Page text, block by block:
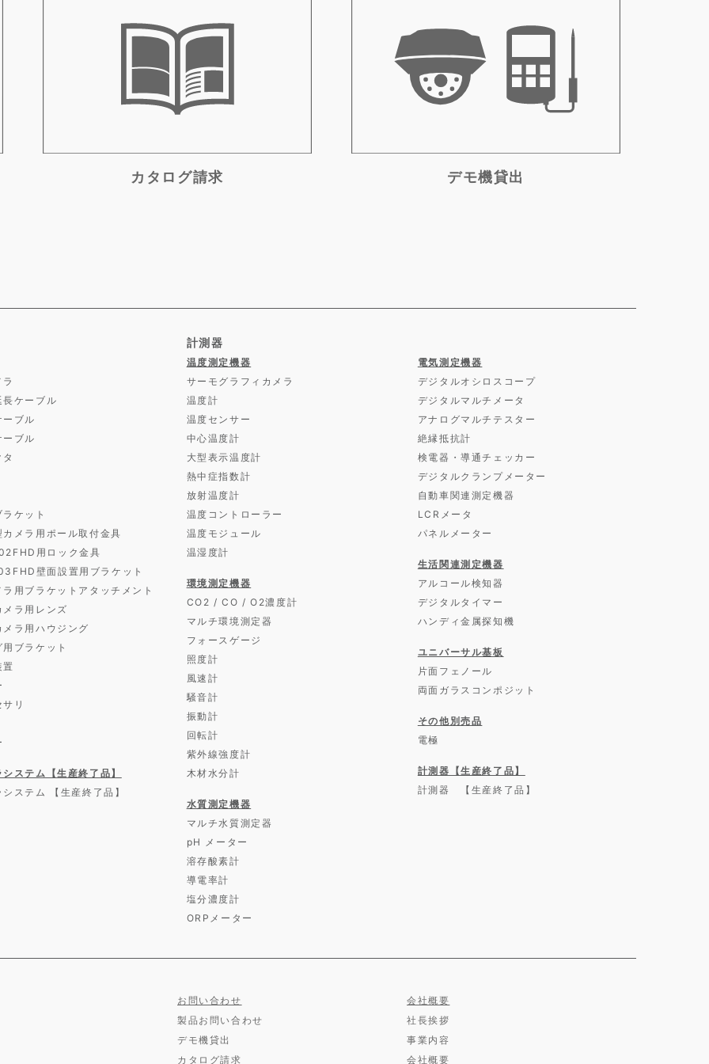
カタログ請求 デモ機貸出
ケーブル
ブル
ブル
ケット
メラ用ポール取付金具
用ロック金具
壁面設置用ブラケット
用ブラケットアタッチメント
ラ用レンズ
ラ用ハウジング
ブラケット
置
リ
ステム【生産終了品】
ステム 【生産終了品】
計測器
温度測定機器
サーモグラフィカメラ
温度計
温度センサー
中心温度計
大型表示温度計
熱中症指数計
放射温度計
温度コントローラー
温度モジュール
温湿度計
環境測定機器
CO2 / CO / O2濃度計
マルチ環境測定器
フォースゲージ
照度計
風速計
騒音計
振動計
回転計
紫外線強度計
木材水分計
水質測定機器
マルチ水質測定器
pH メーター
溶存酸素計
導電率計
塩分濃度計
ORPメーター
電気測定機器
デジタルオシロスコープ
デジタルマルチメータ
アナログマルチテスター
絶縁抵抗計
検電器・導通チェッカー
デジタルクランプメーター
自動車関連測定機器
LCRメータ
パネルメーター
生活関連測定機器
アルコール検知器
デジタルタイマー
ハンディ金属探知機
ユニバーサル基板
片面フェノール
両面ガラスコンポジット
その他別売品
電極
計測器【生産終了品】
計測器 【生産終了品】
お問い合わせ
製品お問い合わせ
デモ機貸出
カタログ請求
会社概要
社長挨拶
事業内容
会社概要